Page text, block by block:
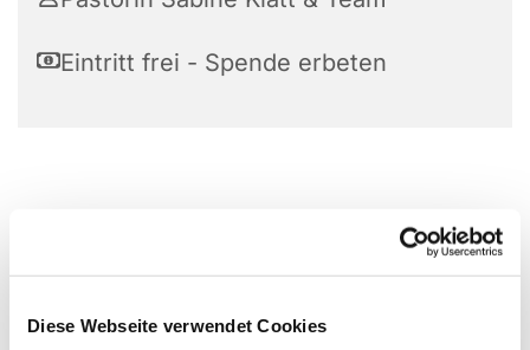
Diese Webseite verwendet Cookies
Eintritt frei - Spende erbeten